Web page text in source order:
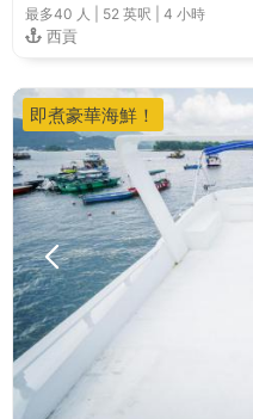
最多40 人 | 52 英呎 4 小時
西貢
即煮豪華海鮮！